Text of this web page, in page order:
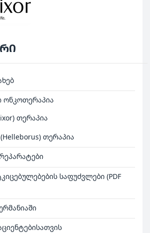
ონკოთერაპია
თერაპია
თერაპია
საფუძვლები (PDF